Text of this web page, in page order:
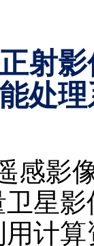
射
处
感影
星
计